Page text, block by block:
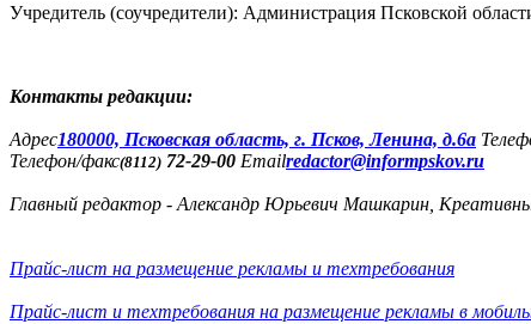
Учредитель (соучредители): Администрация Псковской
Контакты редакции:
Адреc180000, Псковская область, г. Псков, Ленина, д.6а
Телефон/факс(8112) 72-29-00 Emailredactor@informpskov.ru
Главный редактор - Александр Юрьевич Машкарин,
Прайс-лист на размещение рекламы и техтребования
Прайс-лист и техтребования на размещение рекламы в